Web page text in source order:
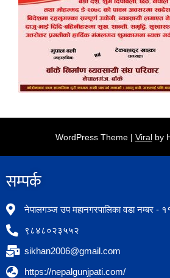
WordPress Theme | Viralby
सम्पर्क​
नेपालगञ्ज उप महानगरपालिका वडा नम्बर -
९८४८०२३५५२
sikhan2006@gmail.com
https://nepalgunjpati.com/